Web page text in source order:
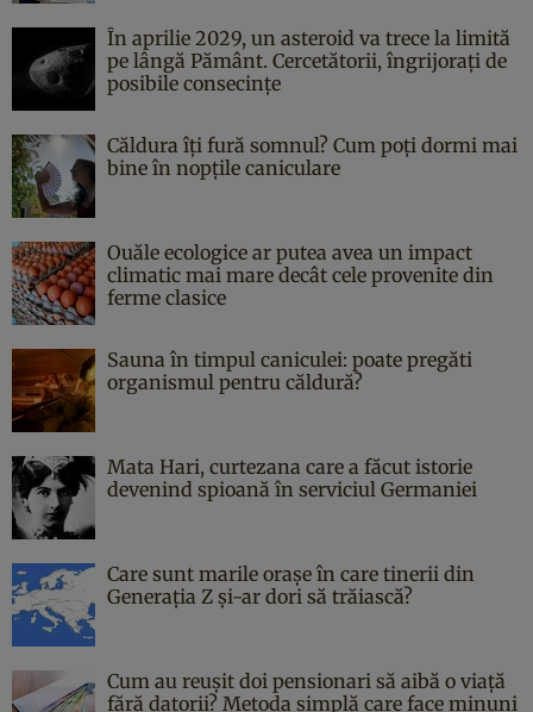
În aprilie 2029, un asteroid va trece la limită
pe lângă Pământ. Cercetătorii, îngrijorați de
posibile consecințe
Căldura îți fură somnul? Cum poți dormi mai
bine în nopțile caniculare
Ouăle ecologice ar putea avea un impact
climatic mai mare decât cele provenite din
ferme clasice
Sauna în timpul caniculei: poate pregăti
organismul pentru căldură?
Mata Hari, curtezana care a făcut istorie
devenind spioană în serviciul Germaniei
Care sunt marile orașe în care tinerii din
Generația Z și-ar dori să trăiască?
Cum au reușit doi pensionari să aibă o viață
fără datorii? Metoda simplă care face minuni